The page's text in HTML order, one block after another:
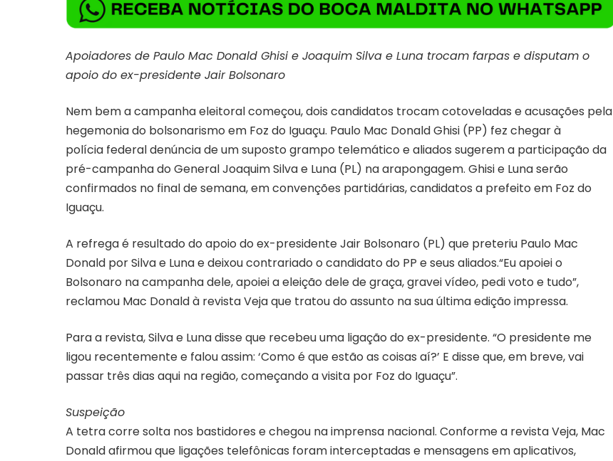
Apoiadores de Paulo Mac Donald Ghisi e Joaquim Silva e Luna trocam farpas e disputam o
apoio do ex-presidente Jair Bolsonaro
Nem bem a campanha eleitoral começou, dois candidatos trocam cotoveladas e acusações pela
hegemonia do bolsonarismo em Foz do Iguaçu. Paulo Mac Donald Ghisi (PP) fez chegar à
polícia federal denúncia de um suposto grampo telemático e aliados sugerem a participação da
pré-campanha do General Joaquim Silva e Luna (PL) na arapongagem. Ghisi e Luna serão
confirmados no final de semana, em convenções partidárias, candidatos a prefeito em Foz do
Iguaçu.
A refrega é resultado do apoio do ex-presidente Jair Bolsonaro (PL) que preteriu Paulo Mac
Donald por Silva e Luna e deixou contrariado o candidato do PP e seus aliados.“Eu apoiei o
Bolsonaro na campanha dele, apoiei a eleição dele de graça, gravei vídeo, pedi voto e tudo”,
reclamou Mac Donald à revista Veja que tratou do assunto na sua última edição impressa.
Para a revista, Silva e Luna disse que recebeu uma ligação do ex-presidente. “O presidente me
ligou recentemente e falou assim: ‘Como é que estão as coisas aí?’ E disse que, em breve, vai
passar três dias aqui na região, começando a visita por Foz do Iguaçu”.
Suspeição
A tetra corre solta nos bastidores e chegou na imprensa nacional. Conforme a revista Veja, Mac
Donald afirmou que ligações telefônicas foram interceptadas e mensagens em aplicativos,